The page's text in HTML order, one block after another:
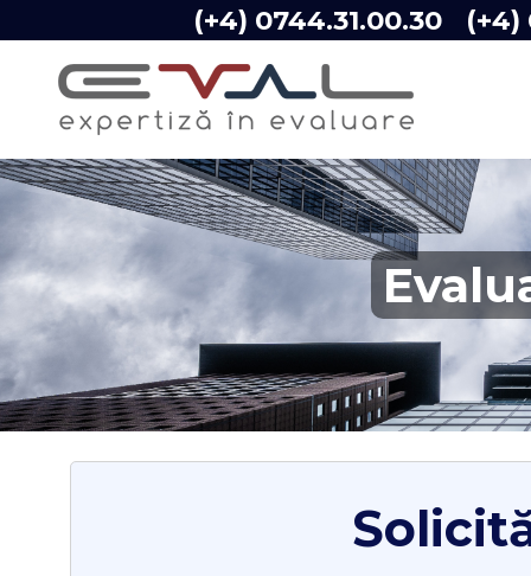
(+4) 0744.31.00.30 (+4)